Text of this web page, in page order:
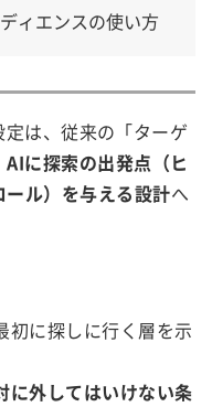
ィエンスの使い方
は、従来の「ターゲ
AIに探索の出発点（ヒ
ル）を与える設計へ
初に探しに行く層を示
に外してはいけない条